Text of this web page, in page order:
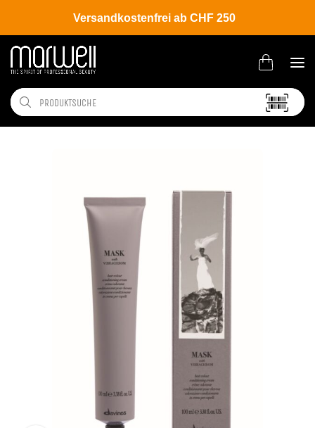
Versandkostenfrei ab CHF 250
Shop Brands Davines Colour